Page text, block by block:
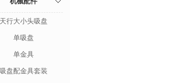
天行大小头吸盘
单吸盘
单金具
吸盘配金具套装